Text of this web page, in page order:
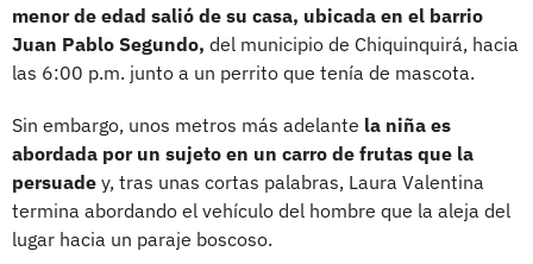
menor de edad salió de su casa, ubicada en el barrio
Juan Pablo Segundo, del municipio de Chiquinquirá, hacia
las 6:00 p.m. junto a un perrito que tenía de mascota.
Sin embargo, unos metros más adelante la niña es
abordada por un sujeto en un carro de frutas que la
persuade y, tras unas cortas palabras, Laura Valentina
termina abordando el vehículo del hombre que la aleja del
lugar hacia un paraje boscoso.